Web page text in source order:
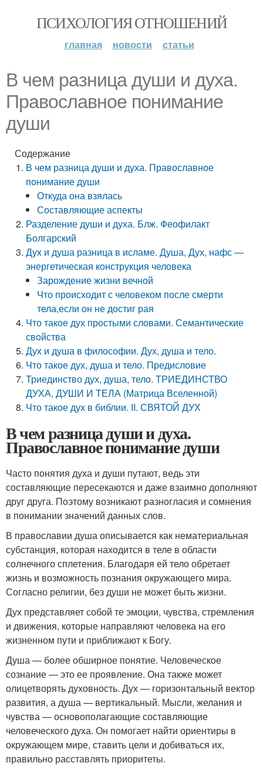
ПСИХОЛОГИЯ ОТНОШЕНИЙ
главная новости статьи
В чем разница души и духа.
Православное понимание
души
Содержание
В чем разница души и духа. Православное
понимание души
Откуда она взялась
Составляющие аспекты
Разделение души и духа. Блж. Феофилакт
Болгарский
Дух и душа разница в исламе. Душа, Дух, нафс —
энергетическая конструкция человека
Зарождение жизни вечной
Что происходит с человеком после смерти
тела,если он не достиг рая
Что такое дух простыми словами. Семантические
свойства
Дух и душа в философии. Дух, душа и тело.
Что такое дух, душа и тело. Предисловие
Триединство дух, душа, тело. ТРИЕДИНСТВО
ДУХА, ДУШИ И ТЕЛА (Матрица Вселенной)
Что такое дух в библии. II. СВЯТОЙ ДУХ
В чем разница души и духа.
Православное понимание души
Часто понятия духа и души путают, ведь эти
составляющие пересекаются и даже взаимно дополняют
друг друга. Поэтому возникают разногласия и сомнения
в понимании значений данных слов.
В православии душа описывается как нематериальная
субстанция, которая находится в теле в области
солнечного сплетения. Благодаря ей тело обретает
жизнь и возможность познания окружающего мира.
Согласно религии, без души не может быть жизни.
Дух представляет собой те эмоции, чувства, стремления
и движения, которые направляют человека на его
жизненном пути и приближают к Богу.
Душа — более обширное понятие. Человеческое
сознание — это ее проявление. Она также может
олицетворять духовность. Дух — горизонтальный вектор
развития, а душа — вертикальный. Мысли, желания и
чувства — основополагающие составляющие
человеческого духа. Он помогает найти ориентиры в
окружающем мире, ставить цели и добиваться их,
правильно расставлять приоритеты.